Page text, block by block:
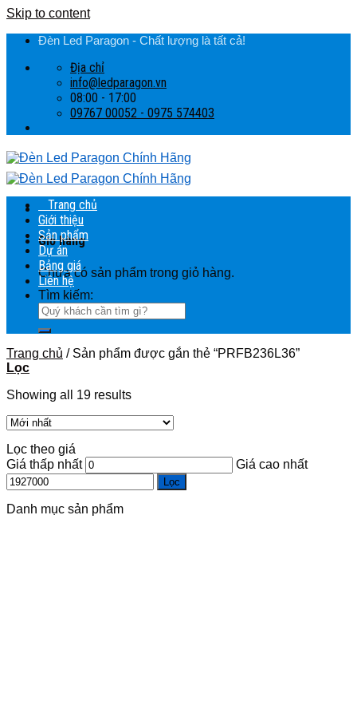
Skip to content
Đèn Led Paragon - Chất lượng là tất cả!
Địa chỉ
info@ledparagon.vn
08:00 - 17:00
09767 00052 - 0975 574403
Giỏ hàng
Chưa có sản phẩm trong giỏ hàng.
Trang chủ
Giới thiệu
Sản phẩm
Dự án
Bảng giá
Liên hệ
Tìm kiếm:
Trang chủ /Sản phẩm được gắn thẻ “PRFB236L36”
Lọc
Showing all 19 results
Lọc theo giá
Giá thấp nhất
Giá cao nhất
Lọc
Danh mục sản phẩm